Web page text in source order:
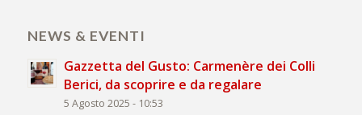
NEWS & EVENTI
Gazzetta del Gusto: Carmenère dei Colli
Berici, da scoprire e da regalare
5 Agosto 2025 - 10:53